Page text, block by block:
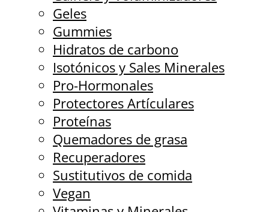
Geles
Gummies
Hidratos de carbono
Isotónicos y Sales Minerales
Pro-Hormonales
Protectores Artículares
Proteínas
Quemadores de grasa
Recuperadores
Sustitutivos de comida
Vegan